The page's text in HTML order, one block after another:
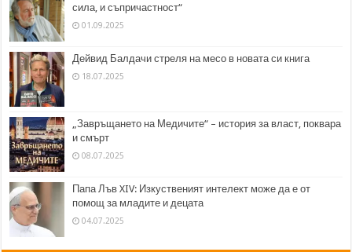
сила, и съпричастност“
01.09.2025
Дейвид Балдачи стреля на месо в новата си книга
18.07.2025
„Завръщането на Медичите“ – история за власт, поквара
и смърт
08.07.2025
Папа Лъв XIV: Изкуственият интелект може да е от
помощ за младите и децата
04.07.2025